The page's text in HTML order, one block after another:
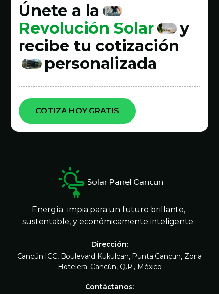
Únete a la
Revolución Solar
y
recibe tu cotización
personalizada
COTIZA HOY GRATIS
Solar Panel Cancun
Energía limpia para un futuro brillante,
sustentable, y económicamente inteligente.
Dirección:
Cancún ICC, Boulevard Kukulcan, Punta Cancun, Zona
Hotelera, Cancún, Q.R., México
Contáctanos: